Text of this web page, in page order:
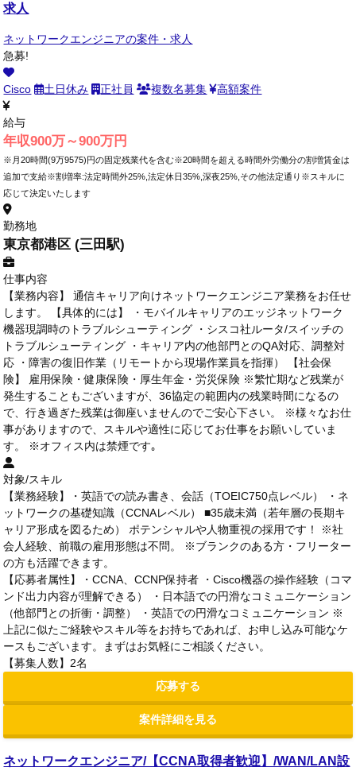
求人
ネットワークエンジニアの案件・求人
急募!
Cisco 土日休み 正社員 複数名募集 高額案件
給与
年収900万～900万円
※月20時間(9万9575)円の固定残業代を含む※20時間を超える時間外労働分の割増賃金は
追加で支給※割増率:法定時間外25%,法定休日35%,深夜25%,その他法定通り※スキルに
応じて決定いたします
勤務地
東京都港区 (三田駅)
仕事内容
【業務内容】 通信キャリア向けネットワークエンジニア業務をお任せ
します。 【具体的には】 ・モバイルキャリアのエッジネットワーク
機器現調時のトラブルシューティング ・シスコ社ルータ/スイッチの
トラブルシューティング ・キャリア内の他部門とのQA対応、調整対
応 ・障害の復旧作業（リモートから現場作業員を指揮） 【社会保
険】 雇用保険・健康保険・厚生年金・労災保険 ※繁忙期など残業が
発生することもございますが、36協定の範囲内の残業時間になるの
で、行き過ぎた残業は御座いませんのでご安心下さい。 ※様々なお仕
事がありますので、スキルや適性に応じてお仕事をお願いしていま
す。 ※オフィス内は禁煙です｡
対象/スキル
【業務経験】・英語での読み書き、会話（TOEIC750点レベル） ・ネ
ットワークの基礎知識（CCNAレベル） ■35歳未満（若年層の長期キ
ャリア形成を図るため） ポテンシャルや人物重視の採用です！ ※社
会人経験、前職の雇用形態は不問。 ※ブランクのある方・フリーター
の方も活躍できます。
【応募者属性】・CCNA、CCNP保持者 ・Cisco機器の操作経験（コマ
ンド出力内容が理解できる） ・日本語での円滑なコミュニケーション
（他部門との折衝・調整） ・英語での円滑なコミュニケーション ※
上記に似たご経験やスキル等をお持ちであれば、お申し込み可能なケ
ースもございます。まずはお気軽にご相談ください。
【募集人数】2名
応募する
案件詳細を見る
ネットワークエンジニア/【CCNA取得者歓迎】/WAN/LAN設